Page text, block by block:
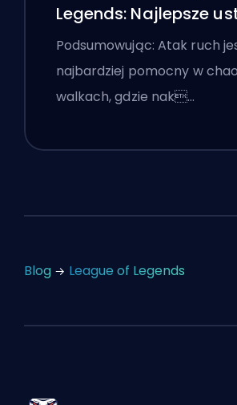
Legends: Najlepsze
Podsumowując: Atak ruch
najbardziej pomocny w
walkach, gdzie nak…
Blog League of Legends